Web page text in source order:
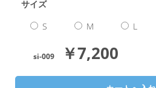
サイズ
S M L
si-009 ￥7,200